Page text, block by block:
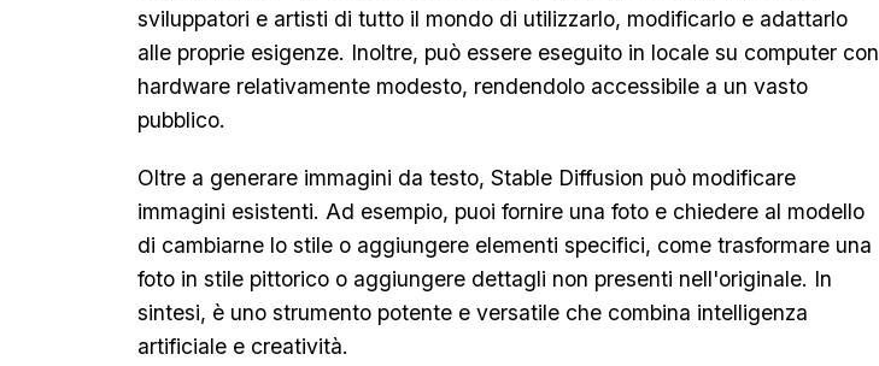
sviluppatori e artisti di tutto il mondo di utilizzarlo, modificarlo e adattarlo
alle proprie esigenze. Inoltre, può essere eseguito in locale su computer con
hardware relativamente modesto, rendendolo accessibile a un vasto
pubblico.
Oltre a generare immagini da testo, Stable Diffusion può modificare
immagini esistenti. Ad esempio, puoi fornire una foto e chiedere al modello
di cambiarne lo stile o aggiungere elementi specifici, come trasformare una
foto in stile pittorico o aggiungere dettagli non presenti nell'originale. In
sintesi, è uno strumento potente e versatile che combina intelligenza
artificiale e creatività.